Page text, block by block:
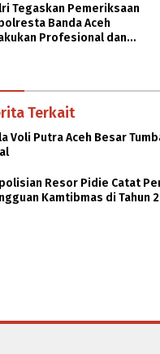
Tegaskan Pemeriksaan
Banda Aceh
Profesional dan
Terkait
Voli Putra Aceh Besar
Resor Pidie Catat
Kamtibmas di Tahun